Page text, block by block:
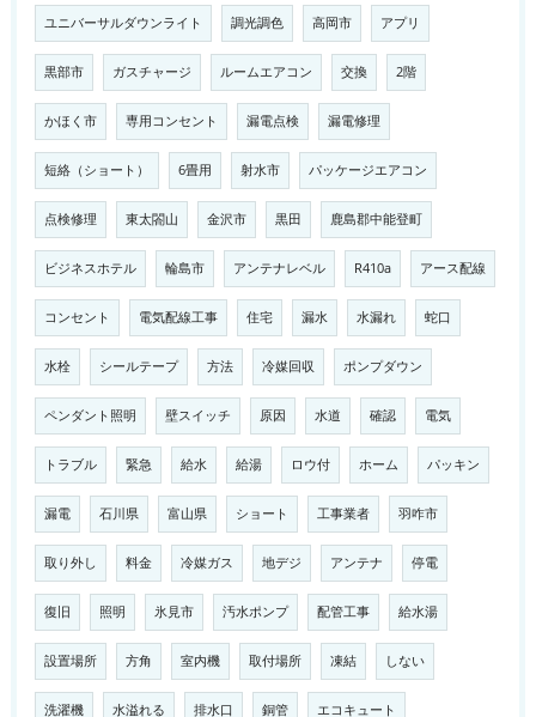
ユニバーサルダウンライト 調光調色 高岡市 アプリ
黒部市 ガスチャージ ルームエアコン 交換 2階
かほく市 専用コンセント 漏電点検 漏電修理
短絡（ショート） 6畳用 射水市 パッケージエアコン
点検修理 東太閤山 金沢市 黒田 鹿島郡中能登町
ビジネスホテル 輪島市 アンテナレベル R410a アース配線
コンセント 電気配線工事 住宅 漏水 水漏れ 蛇口
水栓 シールテープ 方法 冷媒回収 ポンプダウン
ペンダント照明 壁スイッチ 原因 水道 確認 電気
トラブル 緊急 給水 給湯 ロウ付 ホーム パッキン
漏電 石川県 富山県 ショート 工事業者 羽咋市
取り外し 料金 冷媒ガス 地デジ アンテナ 停電
復旧 照明 氷見市 汚水ポンプ 配管工事 給水湯
設置場所 方角 室内機 取付場所 凍結 しない
洗濯機 水溢れる 排水口 銅管 エコキュート